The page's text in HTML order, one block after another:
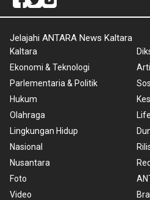
Jelajahi ANTARA News Kaltara
Kaltara
Ekonomi & Teknologi
Parlementaria & Politik
Hukum
Olahraga
Lingkungan Hidup
Nasional
Nusantara
Foto
Video